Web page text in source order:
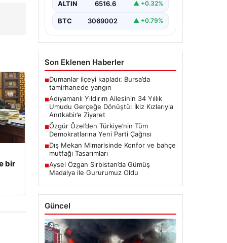
bir
ve Zeynep Yıldırım (59) çifti, tam
ALTIN 6516.6 ▲ +0.32%
BTC 3069002 ▲ +0.79%
Son Eklenen Haberler
■Dumanlar ilçeyi kapladı: Bursa’da
tamirhanede yangın
■Adıyamanlı Yıldırım Ailesinin 34 Yıllık
Umudu Gerçeğe Dönüştü: İkiz Kızlarıyla
Anıtkabir’e Ziyaret
■Özgür Özel’den Türkiye’nin Tüm
Demokratlarına Yeni Parti Çağrısı
■Dış Mekan Mimarisinde Konfor ve bahçe
mutfağı Tasarımları
■Aysel Özgan Sırbistan’da Gümüş
Madalya ile Gururumuz Oldu
Güncel